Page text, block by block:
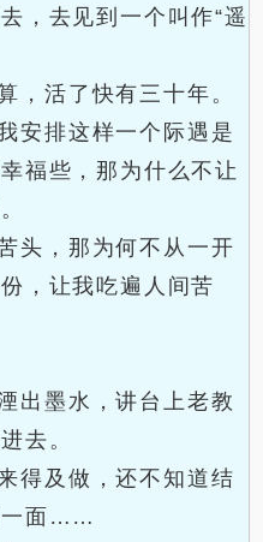
，去见到一个叫作“遥
，活了快有三十年。
安排这样一个际遇是
福些，那为什么不让
头，那为何不从一开
，让我吃遍人间苦
出墨水，讲台上老教
去。
得及做，还不知道结
一面……